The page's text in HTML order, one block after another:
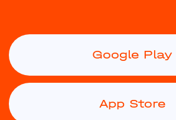
Google Play
App Store